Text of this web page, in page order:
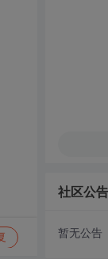
社区公告
暂无公告